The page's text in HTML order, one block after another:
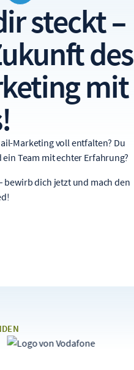
steckt–
des
mit
Marketing voll entfalten? Du
Team mit echter Erfahrung?
bewirb dich jetzt und mach den